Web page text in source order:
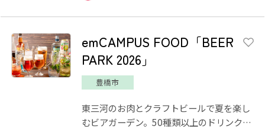
emCAMPUS FOOD「BEER
PARK 2026」
豊橋市
東三河のお肉とクラフトビールで夏を楽し
むビアガーデン。50種類以上のドリンクが